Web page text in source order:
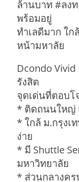
ล้านบาท #ลง
พร้อมอยู่
ทำเลดีมาก ใก
หน้ามหาลัย
Dcondo
รังสิต
จุดเด่นที่ตอบโ
* ติดถนนใหญ่
* ใกล้ ม.กรุงเ
ง่าย
* มี Shuttle
มหาวิทยาลัย
* ส่วนกลางคร